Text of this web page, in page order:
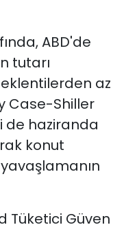
ABD'de
tutarı
az
Case-Shiller
de haziranda
konut
yavaşlamanın
Tüketici Güven